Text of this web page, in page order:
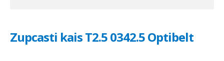
Zupcasti kais T2.5 0342.5 Optibelt